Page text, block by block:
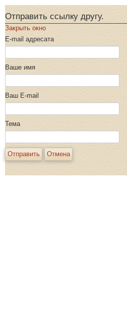
Отправить ссылку другу.
Закрыть окно
E-mail адресата
Ваше имя
Ваш E-mail
Тема
Отправить Отмена